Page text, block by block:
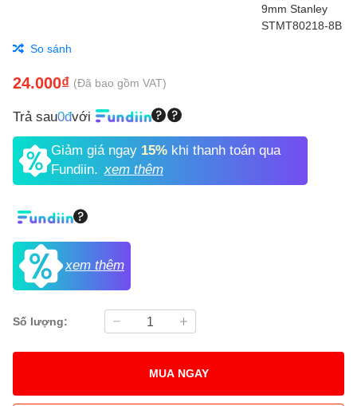
So sánh
24.000₫ (Đã bao gồm VAT)
Trả sau0đvới
Giảm giá ngay 15%khi thanh toán qua
Fundiin. xem thêm
xem thêm
Số lượng:
MUA NGAY